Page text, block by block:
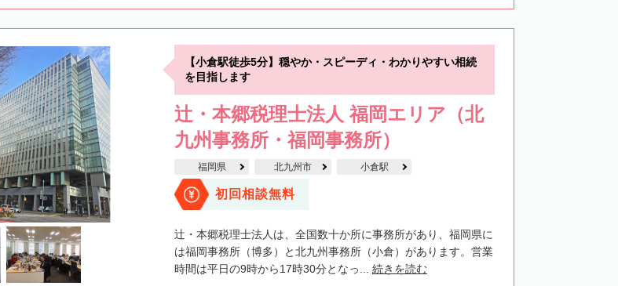
【小倉駅徒歩5分】穏やか・スピーディ・わかりやすい相続
を目指します
辻・本郷税理士法人 福岡エリア（北
九州事務所・福岡事務所）
福岡県 北九州市 小倉駅
初回相談無料
辻・本郷税理士法人は、全国数十か所に事務所があり、福岡県に
は福岡事務所（博多）と北九州事務所（小倉）があります。営業
時間は平日の9時から17時30分となっ... 続きを読む